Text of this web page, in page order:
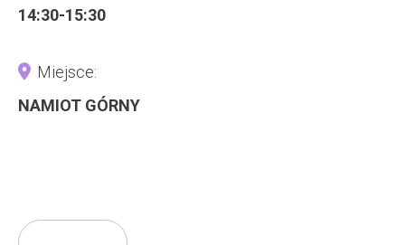
14:30-15:30
Miejsce:
NAMIOT GÓRNY